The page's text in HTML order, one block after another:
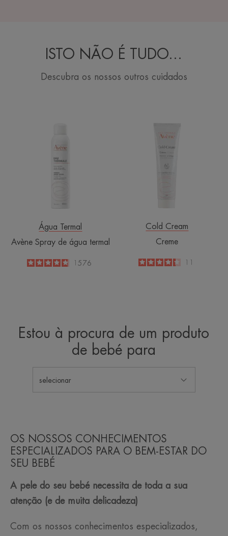
ISTO NÃO É TUDO...
Descubra os nossos outros cuidados
de
termal
Água Termal
Avène Spray de água termal
4.8
/51576
Cold Cream
Creme
4.4
/511
Estou à procura de um produto
de bebé para
selecionar
OS NOSSOS CONHECIMENTOS
ESPECIALIZADOS PARA O BEM-ESTAR DO
SEU BEBÉ
A pele do seu bebé necessita de toda a sua
atenção (e de muita delicadeza)
Com os nossos conhecimentos especializados,